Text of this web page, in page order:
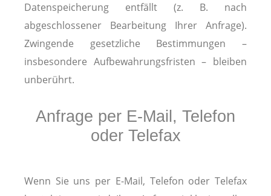
Datenspeicherung entfällt (z. B. nach
abgeschlossener Bearbeitung Ihrer Anfrage).
Zwingende gesetzliche Bestimmungen –
insbesondere Aufbewahrungsfristen – bleiben
unberührt.
Anfrage per E-Mail, Telefon
oder Telefax
Wenn Sie uns per E-Mail, Telefon oder Telefax